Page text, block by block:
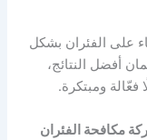
على الفئران بشكل
أفضل النتائج،
ومبتكرة.
مكافحة الفئران